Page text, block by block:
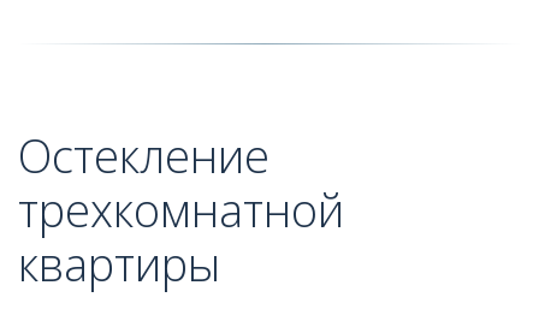
Остекление
трехкомнатной
квартиры